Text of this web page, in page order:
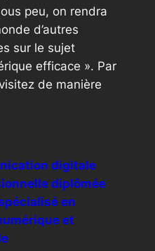
peu, on rendra
d’autres
sur le sujet
efficace ». Par
de manière
digitale
diplômée
en
et